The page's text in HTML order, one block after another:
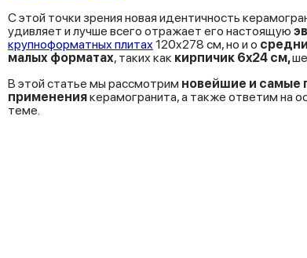
С этой точки зрения новая идентичность
удивляет и лучше всего отражает его настоящую
крупноформатных плитах 120x278 см, но и о
малых форматах, таких как кирпичик 6x24 см,
В этой статье мы рассмотрим новейшие и самые
применениякерамогранита, а также ответим на
теме.